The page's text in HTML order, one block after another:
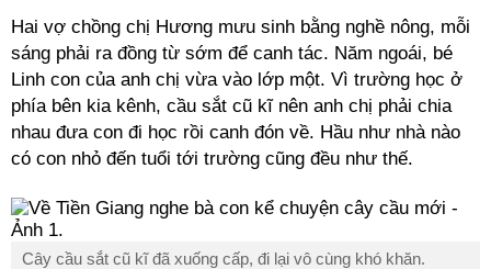
Hai vợ chồng chị Hương mưu sinh bằng nghề nông, mỗi
sáng phải ra đồng từ sớm để canh tác. Năm ngoái, bé
Linh con của anh chị vừa vào lớp một. Vì trường học ở
phía bên kia kênh, cầu sắt cũ kĩ nên anh chị phải chia
nhau đưa con đi học rồi canh đón về. Hầu như nhà nào
có con nhỏ đến tuổi tới trường cũng đều như thế.
Cây cầu sắt cũ kĩ đã xuống cấp, đi lại vô cùng khó khăn.